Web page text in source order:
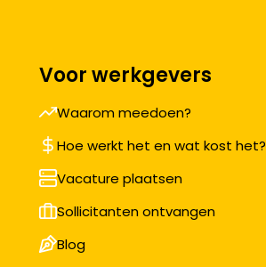
Voor werkgevers
Waarom meedoen?
Hoe werkt het en wat kost het?
Vacature plaatsen
Sollicitanten ontvangen
Blog